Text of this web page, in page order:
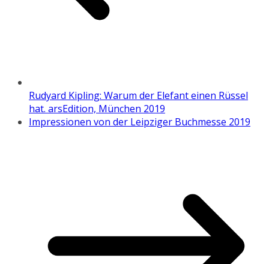
Rudyard Kipling: Warum der Elefant einen Rüssel
hat. arsEdition, München 2019
Impressionen von der Leipziger Buchmesse 2019